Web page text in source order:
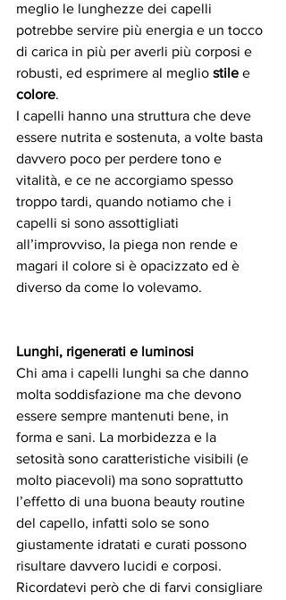
meglio le lunghezze dei capelli
potrebbe servire più energia e un tocco
di carica in più per averli più corposi e
robusti, ed esprimere al meglio stile e
colore.
I capelli hanno una struttura che deve
essere nutrita e sostenuta, a volte basta
davvero poco per perdere tono e
vitalità, e ce ne accorgiamo spesso
troppo tardi, quando notiamo che i
capelli si sono assottigliati
all’improvviso, la piega non rende e
magari il colore si è opacizzato ed è
diverso da come lo volevamo.
Lunghi, rigenerati e luminosi
Chi ama i capelli lunghi sa che danno
molta soddisfazione ma che devono
essere sempre mantenuti bene, in
forma e sani. La morbidezza e la
setosità sono caratteristiche visibili (e
molto piacevoli) ma sono soprattutto
l’effetto di una buona beauty routine
del capello, infatti solo se sono
giustamente idratati e curati possono
risultare davvero lucidi e corposi.
Ricordatevi però che di farvi consigliare